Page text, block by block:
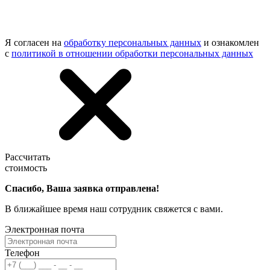
Я согласен на обработку персональных данных и ознакомлен
с политикой в отношении обработки персональных данных
Рассчитать
стоимость
Спасибо, Ваша заявка отправлена!
В ближайшее время наш сотрудник свяжется с вами.
Электронная почта
Телефон